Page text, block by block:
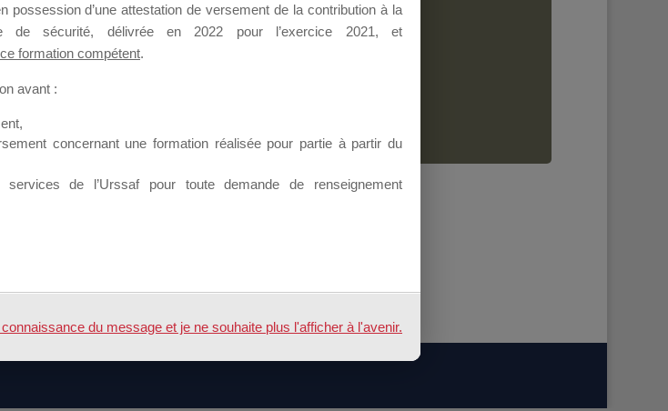
à l’Appel à Propositions Mallette du Dirigeant.
laisser un message ou poser une question.
à la MDD
possession d’une attestation de versement de la contribution à la
de sécurité, délivrée en 2022 pour l’exercice 2021, et
formation compétent.
avant :
concernant une formation réalisée pour partie à partir du
de l’Urssaf pour toute demande de renseignement
du message et je ne souhaite plus l'afficher à l'avenir.